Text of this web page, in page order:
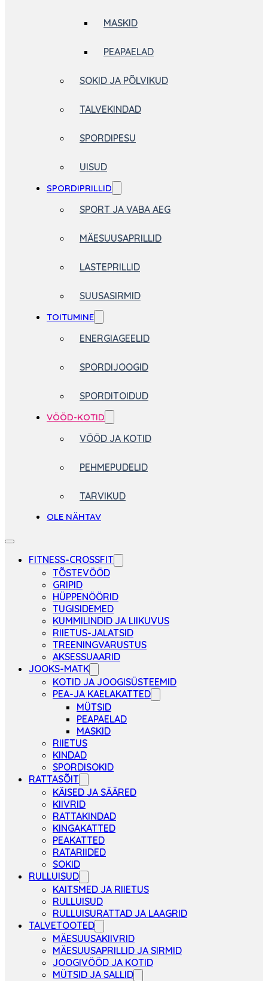
MASKID
PEAPAELAD
SOKID JA PÕLVIKUD
TALVEKINDAD
SPORDIPESU
UISUD
SPORDIPRILLID
SPORT JA VABA AEG
MÄESUUSAPRILLID
LASTEPRILLID
SUUSASIRMID
TOITUMINE
ENERGIAGEELID
SPORDIJOOGID
SPORDITOIDUD
VÖÖD-KOTID
VÖÖD JA KOTID
PEHMEPUDELID
TARVIKUD
OLE NÄHTAV
FITNESS-CROSSFIT
TÕSTEVÖÖD
GRIPID
HÜPPENÖÖRID
TUGISIDEMED
KUMMILINDID JA LIIKUVUS
RIIETUS-JALATSID
TREENINGVARUSTUS
AKSESSUAARID
JOOKS-MATK
KOTID JA JOOGISÜSTEEMID
PEA-JA KAELAKATTED
MÜTSID
PEAPAELAD
MASKID
RIIETUS
KINDAD
SPORDISOKID
RATTASÕIT
KÄISED JA SÄÄRED
KIIVRID
RATTAKINDAD
KINGAKATTED
PEAKATTED
RATARIIDED
SOKID
RULLUISUD
KAITSMED JA RIIETUS
RULLUISUD
RULLUISURATTAD JA LAAGRID
TALVETOOTED
MÄESUUSAKIIVRID
MÄESUUSAPRILLID JA SIRMID
JOOGIVÖÖD JA KOTID
MÜTSID JA SALLID